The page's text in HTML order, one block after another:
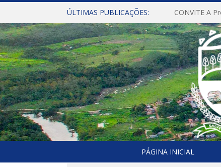
ÚLTIMAS PUBLICAÇÕES:
PÁGINA INICIAL